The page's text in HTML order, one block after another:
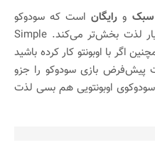
سبک و رایگاناست که سودوکو
بازی کردن٬ با رایانه شخصی را بسیار لذت بخش‌تر می‌کند. Simple
اگر با اوبونتو کار کرده باشید
پیش‌فرض بازی سودوکو را جزو
اوبونتویی هم بسی لذت